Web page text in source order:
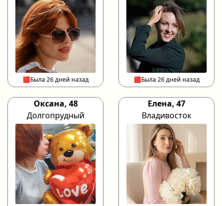
🟥Была 26 дней назад 🟥Была 26 дней назад
Оксана, 48
Долгопрудный
Елена, 47
Владивосток